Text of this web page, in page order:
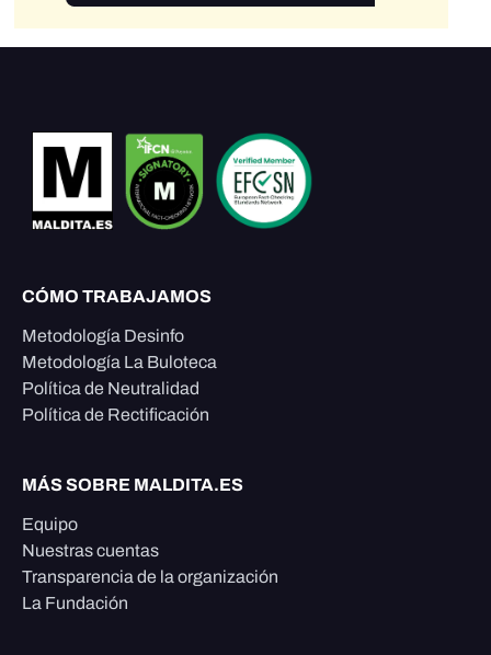
CÓMO TRABAJAMOS
Metodología Desinfo
Metodología La Buloteca
Política de Neutralidad
Política de Rectificación
MÁS SOBRE MALDITA.ES
Equipo
Nuestras cuentas
Transparencia de la organización
La Fundación